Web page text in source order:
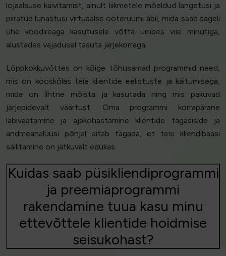
lojaalsuse käivitamist, ainult liikmetele mõeldud langetusi ja
piiratud lunastusi virtuaalse ooteruumi abil, mida saab sageli
ühe koodireaga kasutusele võtta umbes viie minutiga,
alustades vajadusel tasuta järjekorraga.
Lõppkokkuvõttes on kõige tõhusamad programmid need,
mis on kooskõlas teie klientide eelistuste ja käitumisega,
mida on lihtne mõista ja kasutada ning mis pakuvad
järjepidevalt väärtust. Oma programmi korrapärane
läbivaatamine ja ajakohastamine klientide tagasiside ja
andmeanalüüsi põhjal aitab tagada, et teie kliendibaasi
säilitamine on jätkuvalt edukas.
Kuidas saab püsikliendiprogrammi
ja preemiaprogrammi
rakendamine tuua kasu minu
ettevõttele klientide hoidmise
seisukohast?